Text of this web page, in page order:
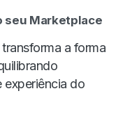
seu Marketplace
a forma
experiência do